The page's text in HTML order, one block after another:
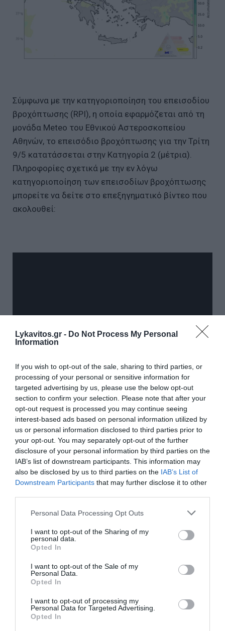
Lykavitos.gr - Do Not Process My Personal
Information
If you wish to opt-out of the sale, sharing to third parties, or
processing of your personal or sensitive information for
targeted advertising by us, please use the below opt-out
section to confirm your selection. Please note that after your
opt-out request is processed you may continue seeing
interest-based ads based on personal information utilized by
us or personal information disclosed to third parties prior to
your opt-out. You may separately opt-out of the further
disclosure of your personal information by third parties on the
IAB’s list of downstream participants. This information may
also be disclosed by us to third parties on the IAB’s List of
Downstream Participants that may further disclose it to other
Please note that this website/app uses one or more Google
not limited to your visit or usage behaviour. You may click to
grant or deny consent to Google and its third-party tags to
use your data for below specified purposes in below Google
consent section.
Personal Data Processing Opt Outs
I want to opt-out of the Sharing of my
personal data.
Opted In
I want to opt-out of the Sale of my
Personal Data.
Opted In
I want to opt-out of processing my
Personal Data for Targeted Advertising.
Opted In
Σύμφωνα με την κατηγοριοποίηση του επεισοδίου
βροχόπτωσης (RPI), η οποία εφαρμόζεται από τη
μονάδα Meteo του Εθνικού Αστεροσκοπείου
Αθηνών, το επεισόδιο βροχόπτωσης για την Τρίτη
9/5 κατατάσσεται στην Κατηγορία 2 (μέτρια).
Πληροφορίες σχετικά με την εν λόγω
κατηγοριοποίηση των επεισοδίων βροχόπτωσης
μπορείτε να δείτε στο επεξηγηματικό βίντεο που
ακολουθεί:
Δίκη Άλκη Καμπανού: «Ήταν πεσμένος και τον
χτυπούσαν 3-4 άτομα, είδα πολλά αίματα κάτω»
Φυλακές Κασσαβέτειας: Και δεύτερος ανήλικος
φέρεται να έπεσε θύμα βιασμού
Θεσσαλονίκη: Και άλλη γυναίκα θύμα 28χρονου
που αποσπούσε χρήματα τάζοντας έρωτες
-Έκαναν φτερά 69.000 ευρώ
Ακολουθήστε το Lykavitos.gr
στο Google News
ειδήσεις
Γιατί δεν υπήρχαν μικροσκοπικοί δεινόσαυροι;